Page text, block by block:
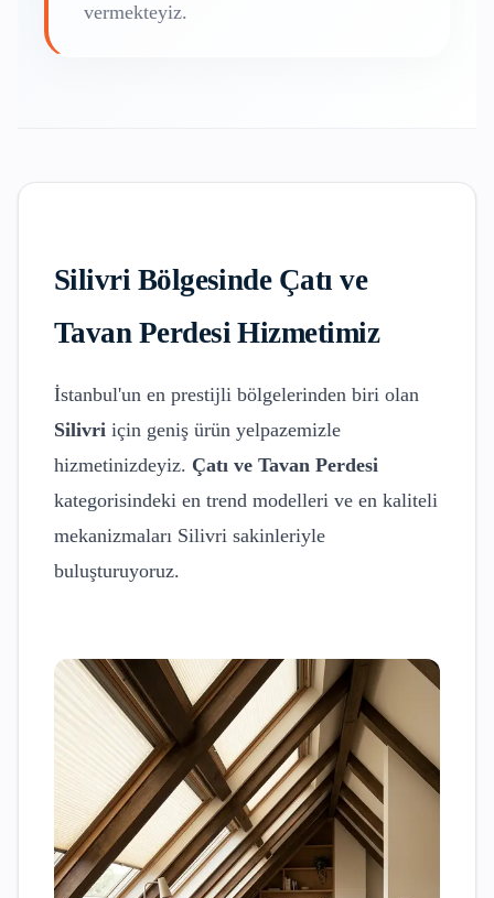
vermekteyiz.
SilivriBölgesinde Çatı ve
Tavan PerdesiHizmetimiz
İstanbul'un en prestijli bölgelerinden biri olan
Silivri için geniş ürün yelpazemizle
hizmetinizdeyiz. Çatı ve Tavan Perdesi
kategorisindeki en trend modelleri ve en kaliteli
mekanizmaları Silivri sakinleriyle
buluşturuyoruz.